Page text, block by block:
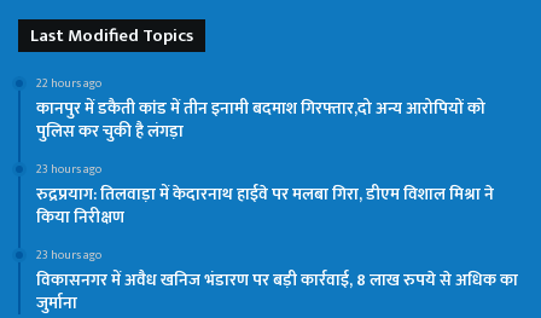
Last Modified Topics
22 hours ago
कानपुर में डकैती कांड में तीन इनामी बदमाश गिरफ्तार,दो अन्य आरोपियों को
पुलिस कर चुकी है लंगड़ा
23 hours ago
रुद्रप्रयाग: तिलवाड़ा में केदारनाथ हाईवे पर मलबा गिरा, डीएम विशाल मिश्रा ने
किया निरीक्षण
23 hours ago
विकासनगर में अवैध खनिज भंडारण पर बड़ी कार्रवाई, 8 लाख रुपये से अधिक का
जुर्माना